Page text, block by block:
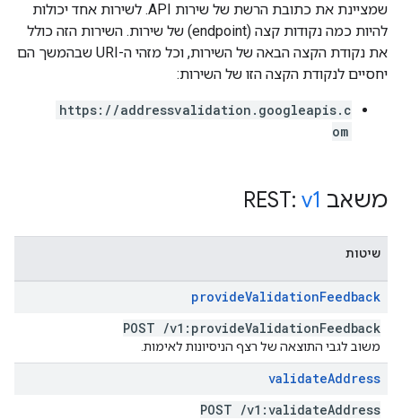
שמציינת את כתובת הרשת של שירות API. לשירות אחד יכולות
להיות כמה נקודות קצה (endpoint) של שירות. השירות הזה כולל
את נקודת הקצה הבאה של השירות, וכל מזהי ה-URI שבהמשך הם
יחסיים לנקודת הקצה הזו של השירות:
https://addressvalidation.googleapis.c
om
משאב REST: v1
שיטות
provideValidationFeedback
POST /v1:provideValidationFeedback
משוב לגבי התוצאה של רצף הניסיונות לאימות.
validateAddress
POST /v1:validateAddress